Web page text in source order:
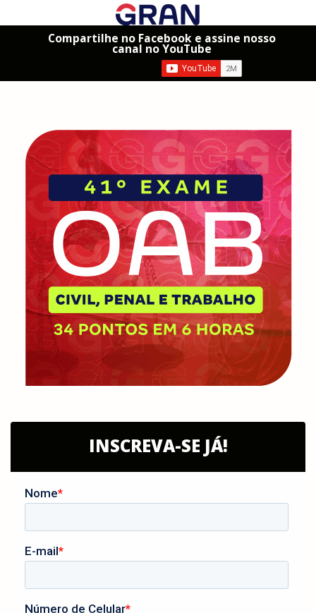
Compartilhe no Facebook e assine nosso
canal no YouTube
INSCREVA-SE JÁ!